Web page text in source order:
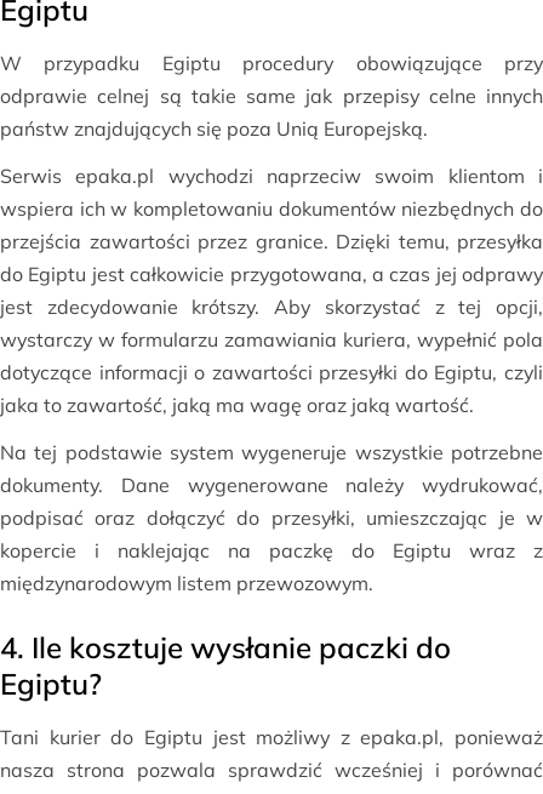
Egiptu
W przypadku Egiptu procedury obowiązujące przy
odprawie celnej są takie same jak przepisy celne innych
państw znajdujących się poza Unią Europejską.
Serwis epaka.pl wychodzi naprzeciw swoim klientom i
wspiera ich w kompletowaniu dokumentów niezbędnych do
przejścia zawartości przez granice. Dzięki temu, przesyłka
do Egiptu jest całkowicie przygotowana, a czas jej odprawy
jest zdecydowanie krótszy. Aby skorzystać z tej opcji,
wystarczy w formularzu zamawiania kuriera, wypełnić pola
dotyczące informacji o zawartości przesyłki do Egiptu, czyli
jaka to zawartość, jaką ma wagę oraz jaką wartość.
Na tej podstawie system wygeneruje wszystkie potrzebne
dokumenty. Dane wygenerowane należy wydrukować,
podpisać oraz dołączyć do przesyłki, umieszczając je w
kopercie i naklejając na paczkę do Egiptu wraz z
międzynarodowym listem przewozowym.
4. Ile kosztuje wysłanie paczki do
Egiptu?
Tani kurier do Egiptu jest możliwy z epaka.pl, ponieważ
nasza strona pozwala sprawdzić wcześniej i porównać